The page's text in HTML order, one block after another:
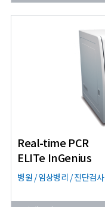
Real-time PCR
ELITe InGenius
병원 / 임상병리 / 진단검사